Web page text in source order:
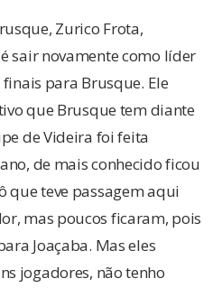
Zurico Frota,
sair novamente como líder
para Brusque. Ele
que Brusque tem diante
de Videira foi feita
de mais conhecido ficou
que teve passagem aqui
mas poucos ficaram, pois
Joaçaba. Mas eles
jogadores, não tenho